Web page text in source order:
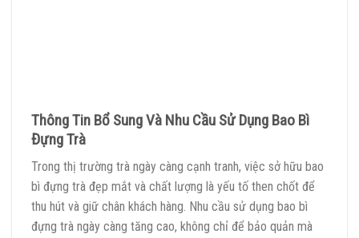
Thông Tin Bổ Sung Và Nhu Cầu Sử Dụng Bao Bì
Đựng Trà
Trong thị trường trà ngày càng cạnh tranh, việc sở hữu bao
bì đựng trà đẹp mắt và chất lượng là yếu tố then chốt để
thu hút và giữ chân khách hàng. Nhu cầu sử dụng bao bì
đựng trà ngày càng tăng cao, không chỉ để bảo quản mà